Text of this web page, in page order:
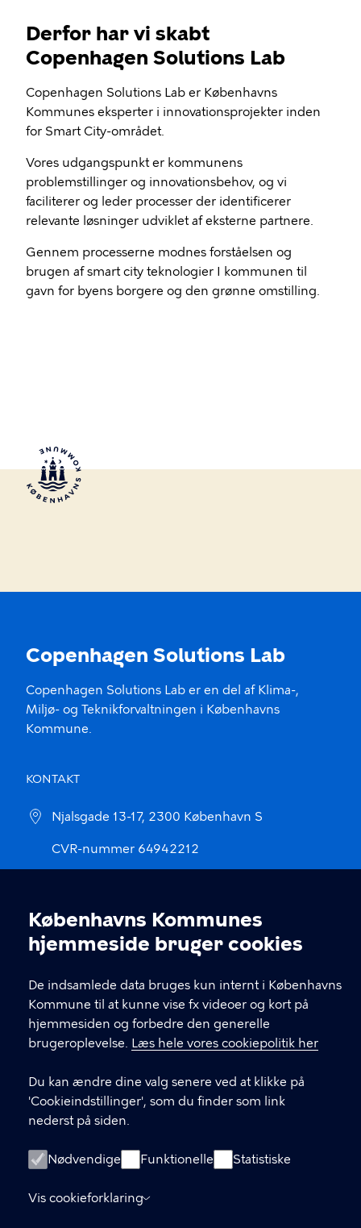
Cookieindstillinger
Københavns Kommunes
hjemmeside bruger cookies
De indsamlede data bruges kun internt i Københavns
Kommune til at kunne vise fx videoer og kort på
hjemmesiden og forbedre den generelle
brugeroplevelse. Læs hele vores cookiepolitik her
Du kan ændre dine valg senere ved at klikke på
'Cookieindstillinger', som du finder som link
nederst på siden.
Nødvendige Funktionelle Statistiske
Vis cookieforklaring
Derfor har vi skabt
Copenhagen Solutions Lab
Copenhagen Solutions Lab er Københavns
Kommunes eksperter i innovationsprojekter inden
for Smart City-området.
Vores udgangspunkt er kommunens
problemstillinger og innovationsbehov, og vi
faciliterer og leder processer der identificerer
relevante løsninger udviklet af eksterne partnere.
Gennem processerne modnes forståelsen og
brugen af smart city teknologier I kommunen til
gavn for byens borgere og den grønne omstilling.​
Copenhagen Solutions Lab
Copenhagen Solutions Lab er en del af Klima-,
Miljø- og Teknikforvaltningen i Københavns
Kommune.
KONTAKT
Njalsgade 13-17, 2300 København S
CVR-nummer 64942212
LINKS
Internationale besøg og delegationer (Meet
Kontakt os
Tilgængelighedserklæring (was.digst.dk)
Cookiepolitik
Cookieindstillinger